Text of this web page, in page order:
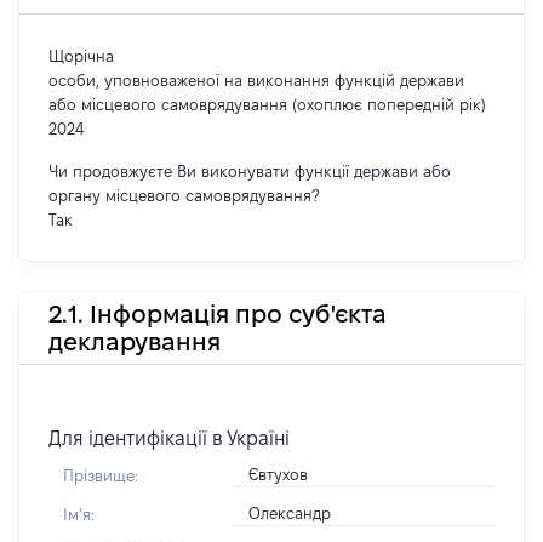
Щорічна
особи, уповноваженої на виконання функцій держави
або місцевого самоврядування (охоплює попередній рік)
2024
Чи продовжуєте Ви виконувати функції держави або
органу місцевого самоврядування?
Так
2.1. Інформація про суб'єкта
декларування
Для ідентифікації в Україні
Прізвище: Євтухов
Імʼя: Олександр